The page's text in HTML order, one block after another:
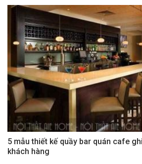
5 mẫu thiết kế quầy bar quán cafe
khách hàng